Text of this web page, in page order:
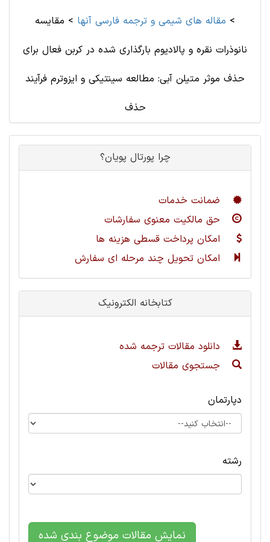
> مقاله های شيمی و ترجمه فارسی آنها > مقایسه
نانوذرات نقره و پالادیوم بارگذاری شده در کربن فعال برای
حذف موثر متیلن آبی: مطالعه سینتیکی و ایزوترم فرآیند
حذف
چرا پورتال پویان؟
ضمانت خدمات
حق مالکیت معنوی سفارشات
امکان پرداخت قسطی هزینه ها
امکان تحویل چند مرحله ای سفارش
کتابخانه الکترونیک
دانلود مقالات ترجمه شده
جستجوی مقالات
دپارتمان
رشته
نمایش مقالات موضوع بندی شده